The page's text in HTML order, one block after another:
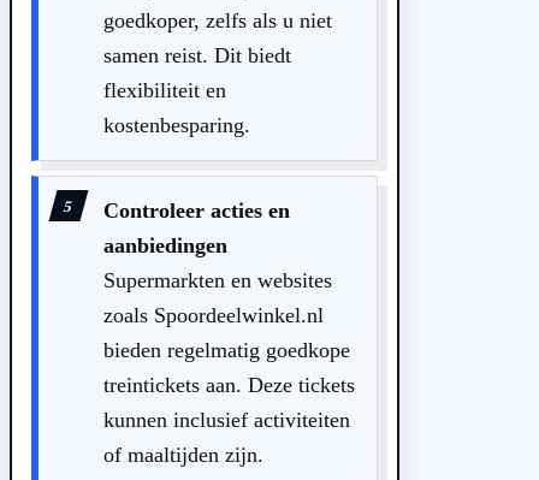
goedkoper, zelfs als u niet
samen reist. Dit biedt
flexibiliteit en
kostenbesparing.
Controleer acties en
aanbiedingen
Supermarkten en websites
zoals Spoordeelwinkel.nl
bieden regelmatig goedkope
treintickets aan. Deze tickets
kunnen inclusief activiteiten
of maaltijden zijn.